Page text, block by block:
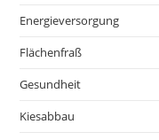
Energieversorgung
Flächenfraß
Gesundheit
Kiesabbau